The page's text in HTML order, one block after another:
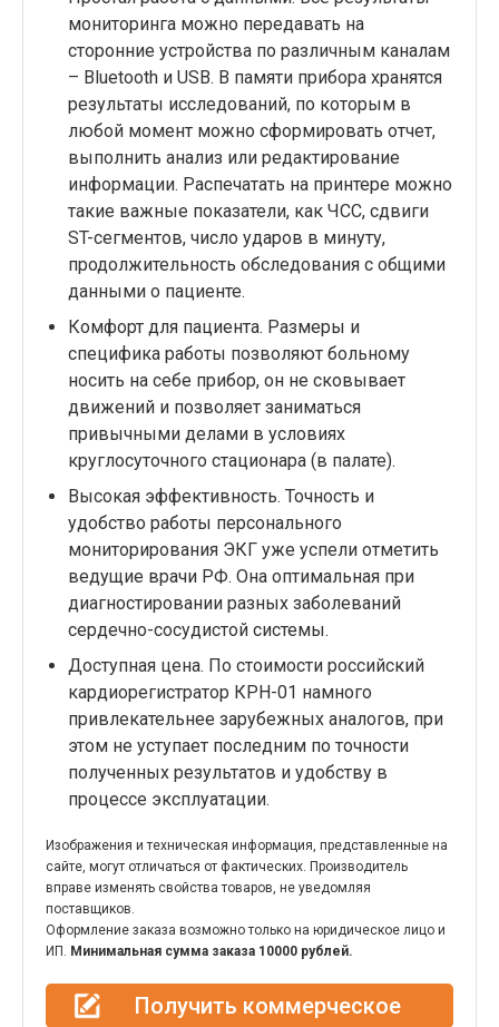
мониторинга можно передавать на
сторонние устройства по различным каналам
– Bluetooth и USB. В памяти прибора хранятся
результаты исследований, по которым в
любой момент можно сформировать отчет,
выполнить анализ или редактирование
информации. Распечатать на принтере можно
такие важные показатели, как ЧСС, сдвиги
ST-сегментов, число ударов в минуту,
продолжительность обследования с общими
данными о пациенте.
Комфорт для пациента. Размеры и
специфика работы позволяют больному
носить на себе прибор, он не сковывает
движений и позволяет заниматься
привычными делами в условиях
круглосуточного стационара (в палате).
Высокая эффективность. Точность и
удобство работы персонального
мониторирования ЭКГ уже успели отметить
ведущие врачи РФ. Она оптимальная при
диагностировании разных заболеваний
сердечно-сосудистой системы.
Доступная цена. По стоимости российский
кардиорегистратор КРН-01 намного
привлекательнее зарубежных аналогов, при
этом не уступает последним по точности
полученных результатов и удобству в
процессе эксплуатации.
Изображения и техническая информация, представленные на
сайте, могут отличаться от фактических. Производитель
вправе изменять свойства товаров, не уведомляя
поставщиков.
Оформление заказа возможно только на юридическое лицо и
ИП. Минимальная сумма заказа 10000 рублей.
Получить коммерческое